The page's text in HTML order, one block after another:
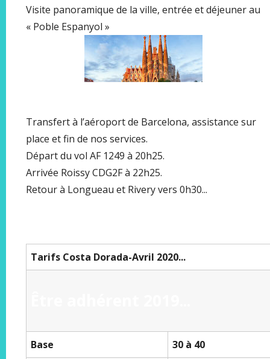
Visite panoramique de la ville, entrée et déjeuner au
« Poble Espanyol »
Transfert à l’aéroport de Barcelona, assistance sur
place et fin de nos services.
Départ du vol AF 1249 à 20h25.
Arrivée Roissy CDG2F à 22h25.
Retour à Longueau et Rivery vers 0h30...
Tarifs Costa Dorada-Avril 2020...
Base
30 à 40